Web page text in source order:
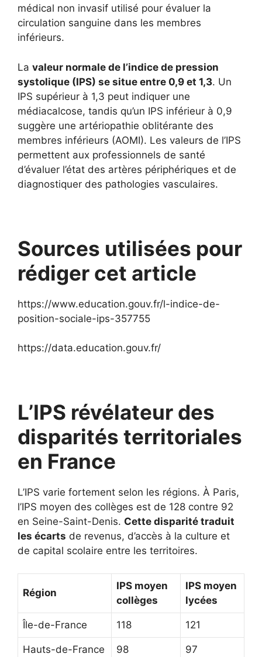
médical non invasif utilisé pour évaluer la
circulation sanguine dans les membres
inférieurs.
La valeur normale de l’indice de pression
systolique (IPS) se situe entre 0,9 et 1,3. Un
IPS supérieur à 1,3 peut indiquer une
médiacalcose, tandis qu’un IPS inférieur à 0,9
suggère une artériopathie oblitérante des
membres inférieurs (AOMI). Les valeurs de l’IPS
permettent aux professionnels de santé
d’évaluer l’état des artères périphériques et de
diagnostiquer des pathologies vasculaires.
Sources utilisées pour
rédiger cet article
https://www.education.gouv.fr/l-indice-de-
position-sociale-ips-357755
https://data.education.gouv.fr/
L’IPS révélateur des
disparités territoriales
en France
L’IPS varie fortement selon les régions. À Paris,
l’IPS moyen des collèges est de 128 contre 92
en Seine-Saint-Denis. Cette disparité traduit
les écarts de revenus, d’accès à la culture et
de capital scolaire entre les territoires.
Région
IPS moyen
collèges
IPS moyen
lycées
Île-de-France 118 121
Hauts-de-France 98 97